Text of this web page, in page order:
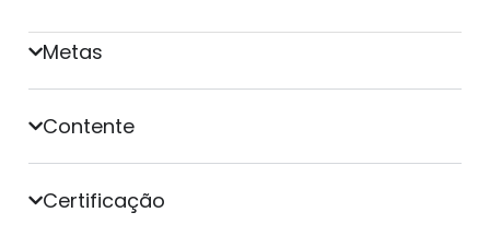
Metas
Contente
Certificação